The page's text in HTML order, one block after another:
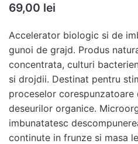
69,00 lei
Accelerator biologic si de
gunoi de grajd. Produs
concentrata, culturi
si drojdii. Destinat pentru
proceselor corespunzatoare
deseurilor organice.
imbunatatesc
continute in frunze si masa